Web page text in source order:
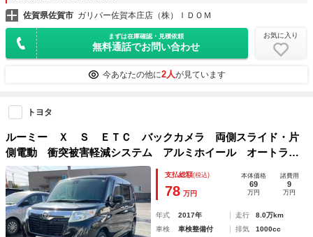
佐賀県佐賀市 ガリバー佐賀本庄店（株）ＩＤＯＭ
まずは在庫確認・見積依頼
無料通話でお問い合わせ
お気に入り
今あなたの他に2人が見ています
トヨタ
ルーミー Ｘ Ｓ ＥＴＣ バックカメラ 両側スライド・片
側電動 衝突被害軽減システム アルミホイール オートライ
ト スマートキー アイドリングストップ 電動格納ミラー
シートヒーター ＣＶＴ 盗難防止システム
支払総額(税込)
78 万円
本体価格
69
万円
諸費用
9
万円
年式 2017年 走行
8.0万km
車検
車検整備付 排気
1000cc